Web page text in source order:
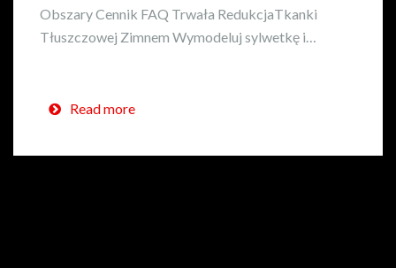
Obszary Cennik FAQ Trwała RedukcjaTkanki
Tłuszczowej Zimnem Wymodeluj sylwetkę i…
Read more